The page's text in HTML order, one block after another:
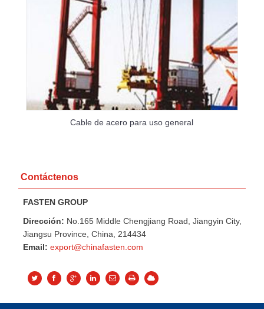
Cable de acero para uso general
Contáctenos
FASTEN GROUP
Dirección: No.165 Middle Chengjiang Road, Jiangyin City,
Jiangsu Province, China, 214434
Email: export@chinafasten.com